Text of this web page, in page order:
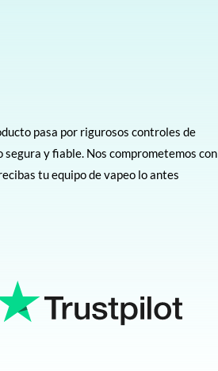
pasa por rigurosos controles de
y fiable. Nos comprometemos con
tu equipo de vapeo lo antes